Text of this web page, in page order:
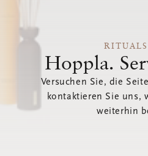
Hoppla.
Versuchen Sie, die
kontaktieren Sie uns,
weiterhin